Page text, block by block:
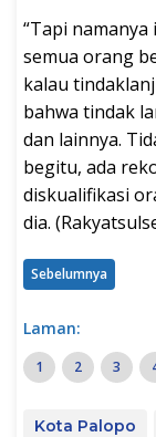
“Tapi
semua orang
kalau
bahwa tindak
dan lainnya.
begitu, ada
diskualifikasi
dia.
Sebelumnya
Laman:
1 2 3
Kota Palopo